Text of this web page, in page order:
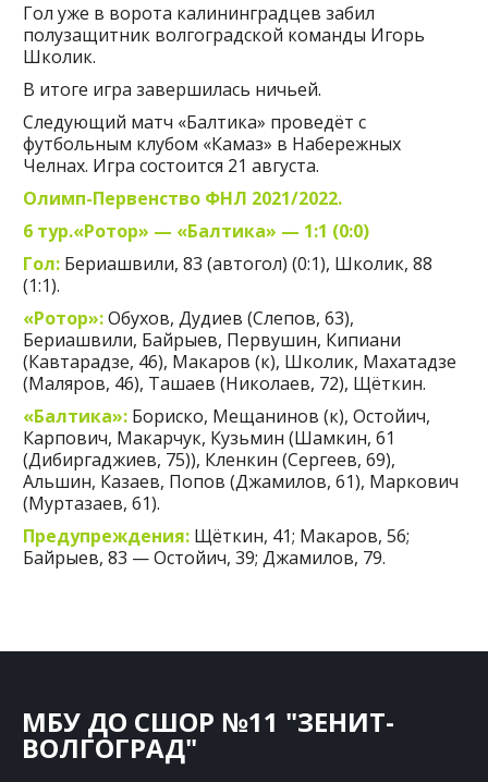
Гол уже в ворота калининградцев забил
полузащитник волгоградской команды Игорь
Школик.
В итоге игра завершилась ничьей.
Следующий матч «Балтика» проведёт с
футбольным клубом «Камаз» в Набережных
Челнах. Игра состоится 21 августа.
Олимп-Первенство ФНЛ 2021/2022.
6 тур.«Ротор» — «Балтика» — 1:1 (0:0)
Гол: Бериашвили, 83 (автогол) (0:1), Школик, 88
(1:1).
«Ротор»:Обухов, Дудиев (Слепов, 63),
Бериашвили, Байрыев, Первушин, Кипиани
(Кавтарадзе, 46), Макаров (к), Школик, Махатадзе
(Маляров, 46), Ташаев (Николаев, 72), Щёткин.
«Балтика»: Бориско, Мещанинов (к), Остойич,
Карпович, Макарчук, Кузьмин (Шамкин, 61
(Дибиргаджиев, 75)), Кленкин (Сергеев, 69),
Альшин, Казаев, Попов (Джамилов, 61), Маркович
(Муртазаев, 61).
Предупреждения: Щёткин, 41; Макаров, 56;
Байрыев, 83 — Остойич, 39; Джамилов, 79.
МБУ ДО СШОР №11 "ЗЕНИТ-
ВОЛГОГРАД"